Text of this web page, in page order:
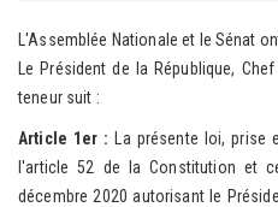
L'Assemblée Nationale et le Sénat
Le Président de la République,
teneur suit :
Article 1er : La présente loi, prise
l'article 52 de la Constitution et
décembre 2020 autorisant le